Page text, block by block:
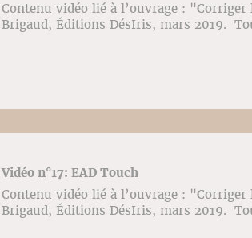
Contenu vidéo lié à l’ouvrage :
Brigaud, Éditions DésIris, mars 2019.
Vidéo n°17: EAD Touch
Contenu vidéo lié à l’ouvrage :
Brigaud, Éditions DésIris, mars 2019.